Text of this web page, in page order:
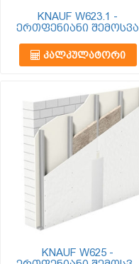
KNAUF W623.1 -
ერთფენიანი შემოსვა
ᲙᲐᲚᲙᲣᲚᲐᲢᲝᲠᲘ
KNAUF W625 -